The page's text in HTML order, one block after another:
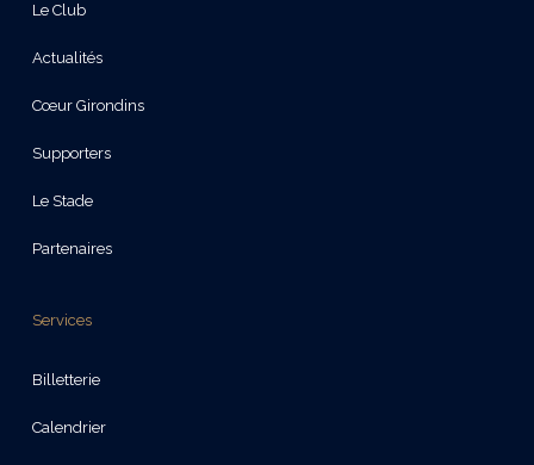
Le Club
Actualités
Cœur Girondins
Supporters
Le Stade
Partenaires
Services
Billetterie
Calendrier